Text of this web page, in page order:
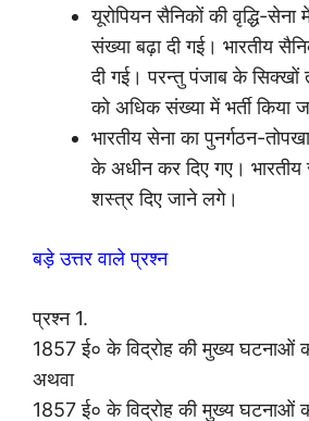
यूरोपियन सैनिकों की वृद्धि-सेना
संख्या बढ़ा दी गई। भारतीय
दी गई। परन्तु पंजाब के सिक्खों
को अधिक संख्या में भर्ती किया
भारतीय सेना का पुनर्गठन-
के अधीन कर दिए गए। भारतीय
शस्त्र दिए जाने लगे।
बड़े उत्तर वाले प्रश्न
प्रश्न 1.
1857 ई० के विद्रोह की मुख्य घटनाओं
अथवा
1857 ई० के विद्रोह की मुख्य घटनाओं